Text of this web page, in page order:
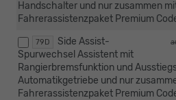
Handschalter und nur zusammen
Fahrerassistenzpaket Premium
79D
Side Assist-
Spurwechsel Assistent mit
Rangierbremsfunktion und
Automatikgetriebe und nur
Fahrerassistenzpaket Premium